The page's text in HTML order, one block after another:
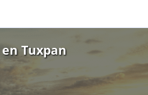
Tuxpan